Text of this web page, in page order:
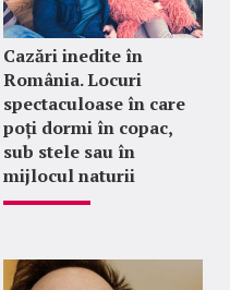
Cazări inedite în
România. Locuri
spectaculoase în care
poți dormi în copac,
sub stele sau în
mijlocul naturii